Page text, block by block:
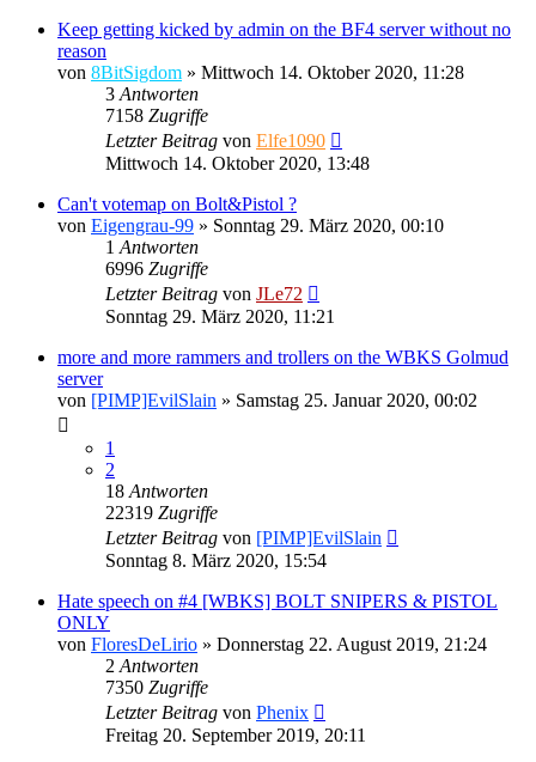
Keep getting kicked by admin on the BF4 server without no
reason
von 8BitSigdom » Mittwoch 14. Oktober 2020, 11:28
3 Antworten
7158 Zugriffe
Letzter Beitrag von Elfe1090
Mittwoch 14. Oktober 2020, 13:48
Can't votemap on Bolt&Pistol ?
von Eigengrau-99 » Sonntag 29. März 2020, 00:10
1 Antworten
6996 Zugriffe
Letzter Beitrag von JLe72
Sonntag 29. März 2020, 11:21
more and more rammers and trollers on the WBKS Golmud
server
von [PIMP]EvilSlain » Samstag 25. Januar 2020, 00:02
1
2
18 Antworten
22319 Zugriffe
Letzter Beitrag von [PIMP]EvilSlain
Sonntag 8. März 2020, 15:54
Hate speech on #4 [WBKS] BOLT SNIPERS & PISTOL
ONLY
von FloresDeLirio » Donnerstag 22. August 2019, 21:24
2 Antworten
7350 Zugriffe
Letzter Beitrag von Phenix
Freitag 20. September 2019, 20:11